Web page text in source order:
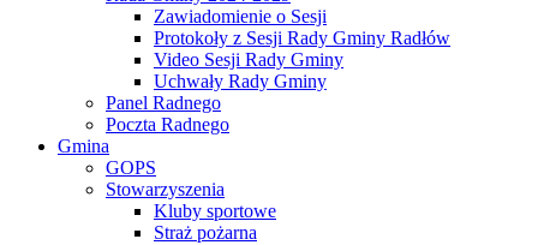
Zawiadomienie o Sesji
Protokoły z Sesji Rady Gminy Radłów
Video Sesji Rady Gminy
Uchwały Rady Gminy
Panel Radnego
Poczta Radnego
Gmina
GOPS
Stowarzyszenia
Kluby sportowe
Straż pożarna